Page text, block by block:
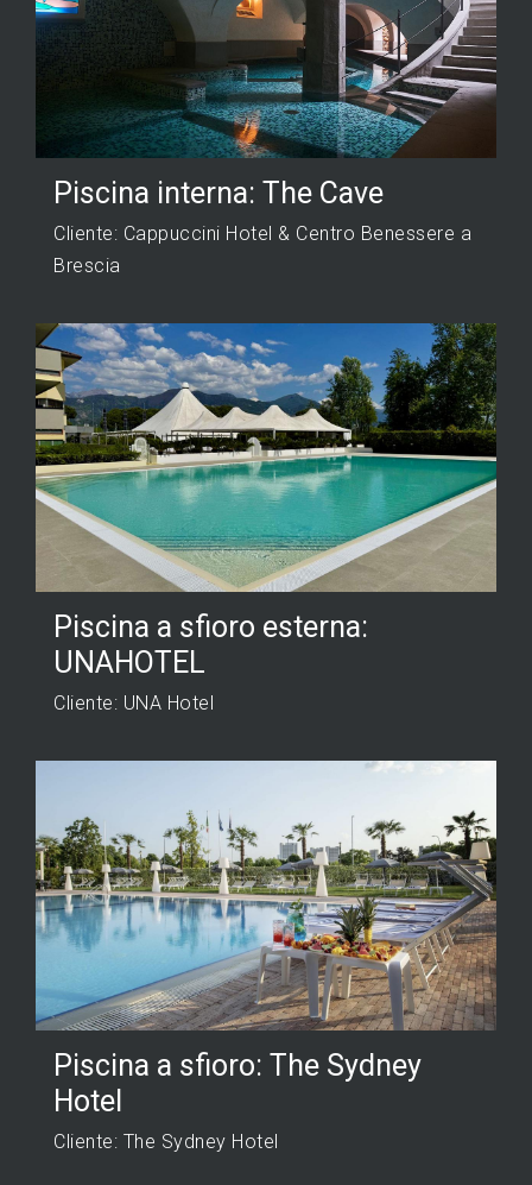
Piscina interna: The Cave
Cliente: Cappuccini Hotel & Centro Benessere a
Brescia
Piscina a sfioro esterna:
UNAHOTEL
Cliente: UNA Hotel
Piscina a sfioro: The Sydney
Hotel
Cliente: The Sydney Hotel